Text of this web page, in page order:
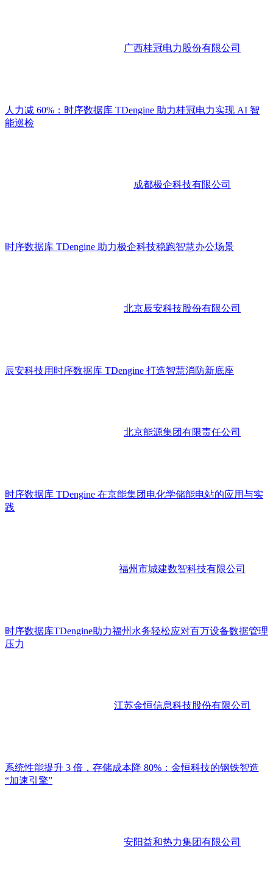
广西桂冠电力股份有限公司
人力减 60%：时序数据库 TDengine 助力桂冠电力实现 AI 智
能巡检
成都极企科技有限公司
时序数据库 TDengine 助力极企科技稳跑智慧办公场景
北京辰安科技股份有限公司
辰安科技用时序数据库 TDengine 打造智慧消防新底座
北京能源集团有限责任公司
时序数据库 TDengine 在京能集团电化学储能电站的应用与实
践
福州市城建数智科技有限公司
时序数据库TDengine助力福州水务轻松应对百万设备数据管理
压力
江苏金恒信息科技股份有限公司
系统性能提升 3 倍，存储成本降 80%：金恒科技的钢铁智造
“加速引擎”
安阳益和热力集团有限公司